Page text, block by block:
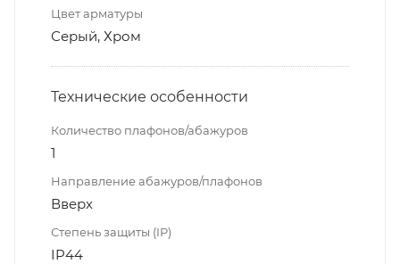
Цвет арматуры
Серый, Хром
Технические особенности
Количество плафонов/абажуров
1
Направление абажуров/плафонов
Вверх
Степень защиты (IP)
IP44